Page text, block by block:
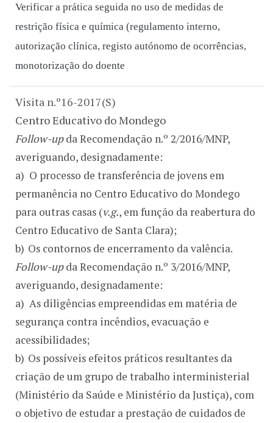
Verificar a prática seguida no uso de medidas de
restrição física e química (regulamento interno,
autorização clínica, registo autónomo de ocorrências,
monotorização do doente
Visita n.º16-2017(S)
Centro Educativo do Mondego
Follow-upda Recomendação n.º 2/2016/MNP,
averiguando, designadamente:
a) O processo de transferência de jovens em
permanência no Centro Educativo do Mondego
para outras casas (v.g., em função da reabertura do
Centro Educativo de Santa Clara);
b) Os contornos de encerramento da valência.
Follow-upda Recomendação n.º 3/2016/MNP,
averiguando, designadamente:
a) As diligências empreendidas em matéria de
segurança contra incêndios, evacuação e
acessibilidades;
b) Os possíveis efeitos práticos resultantes da
criação de um grupo de trabalho interministerial
(Ministério da Saúde e Ministério da Justiça), com
o objetivo de estudar a prestação de cuidados de